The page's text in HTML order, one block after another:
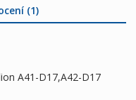
(1)
A41-D17,A42-D17